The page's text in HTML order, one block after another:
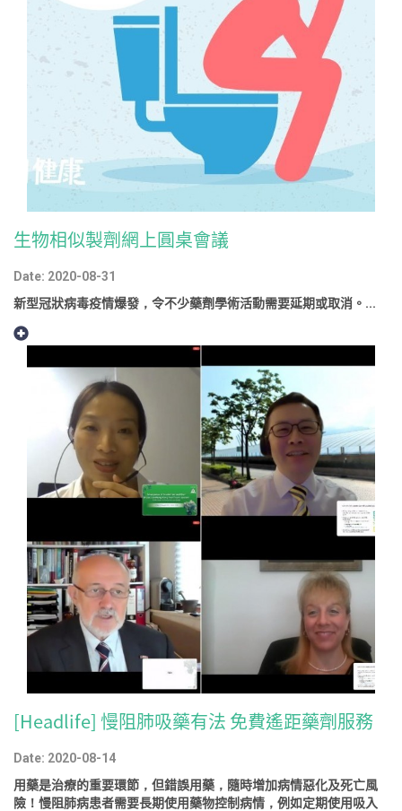
生物相似製劑網上圓桌會議
Date: 2020-08-31
新型冠狀病毒疫情爆發，令不少藥劑學術活動需要延期或取消。...
[Headlife] 慢阻肺吸藥有法 免費遙距藥劑服務
Date: 2020-08-14
用藥是治療的重要環節，但錯誤用藥，隨時增加病情惡化及死亡風
險！慢阻肺病患者需要長期使用藥物控制病情，例如定期使用吸入